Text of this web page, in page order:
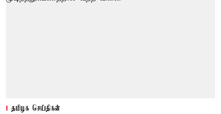
தமிழக செய்திகள்